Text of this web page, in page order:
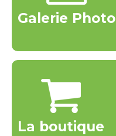
Galerie Photo
La boutique